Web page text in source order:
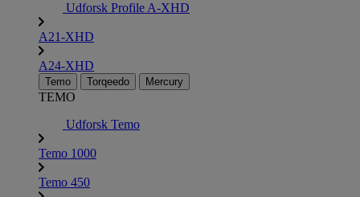
Udforsk Profile A-XHD
A21-XHD
A24-XHD
Temo Torqeedo Mercury
TEMO
Udforsk Temo
Temo 1000
Temo 450